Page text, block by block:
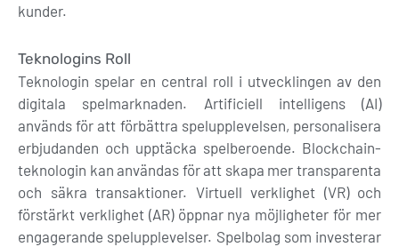
kunder.
Teknologins Roll
Teknologin spelar en central roll i utvecklingen av den
digitala spelmarknaden. Artificiell intelligens (AI)
används för att förbättra spelupplevelsen, personalisera
erbjudanden och upptäcka spelberoende. Blockchain-
teknologin kan användas för att skapa mer transparenta
och säkra transaktioner. Virtuell verklighet (VR) och
förstärkt verklighet (AR) öppnar nya möjligheter för mer
engagerande spelupplevelser. Spelbolag som investerar